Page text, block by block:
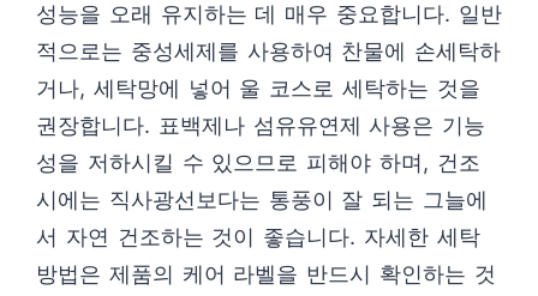
성능을 오래 유지하는 데 매우 중요합니다. 일반
적으로는 중성세제를 사용하여 찬물에 손세탁하
거나, 세탁망에 넣어 울 코스로 세탁하는 것을
권장합니다. 표백제나 섬유유연제 사용은 기능
성을 저하시킬 수 있으므로 피해야 하며, 건조
시에는 직사광선보다는 통풍이 잘 되는 그늘에
서 자연 건조하는 것이 좋습니다. 자세한 세탁
방법은 제품의 케어 라벨을 반드시 확인하는 것